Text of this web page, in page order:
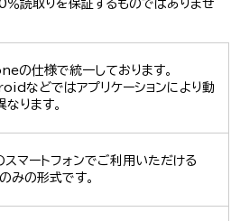
読取りを保証するものではありませ
の仕様で統一しております。
などではアプリケーションにより動
なります。
スマートフォンでご利用いただける
みの形式です。